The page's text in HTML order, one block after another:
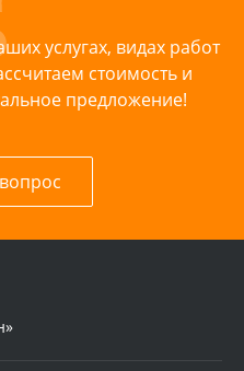
услугах, видах работ
стоимость и
предложение!